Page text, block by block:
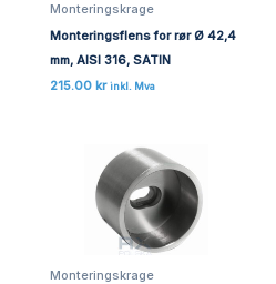
Monteringskrage
Monteringsflens for rør Ø 42,4
mm, AISI 316, SATIN
215.00 kr inkl. Mva
Monteringskrage